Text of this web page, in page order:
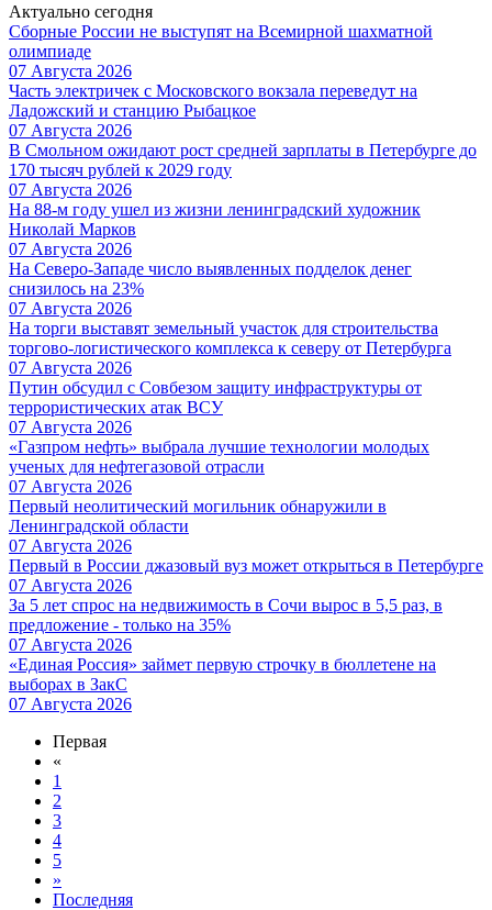
Актуально сегодня
Сборные России не выступят на Всемирной шахматной
олимпиаде
07 Августа 2026
Часть электричек с Московского вокзала переведут на
Ладожский и станцию Рыбацкое
07 Августа 2026
В Смольном ожидают рост средней зарплаты в Петербурге до
170 тысяч рублей к 2029 году
07 Августа 2026
На 88-м году ушел из жизни ленинградский художник
Николай Марков
07 Августа 2026
На Северо-Западе число выявленных подделок денег
снизилось на 23%
07 Августа 2026
На торги выставят земельный участок для строительства
торгово-логистического комплекса к северу от Петербурга
07 Августа 2026
Путин обсудил с Совбезом защиту инфраструктуры от
террористических атак ВСУ
07 Августа 2026
«Газпром нефть» выбрала лучшие технологии молодых
ученых для нефтегазовой отрасли
07 Августа 2026
Первый неолитический могильник обнаружили в
Ленинградской области
07 Августа 2026
Первый в России джазовый вуз может открыться в Петербурге
07 Августа 2026
За 5 лет спрос на недвижимость в Сочи вырос в 5,5 раз, в
предложение - только на 35%
07 Августа 2026
«Единая Россия» займет первую строчку в бюллетене на
выборах в ЗакС
07 Августа 2026
Первая
«
1
2
3
4
5
»
Последняя